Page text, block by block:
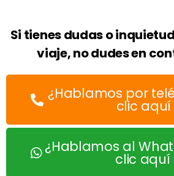
Si tienes dudas o
viaje, no dudes en
¿Hablamos por
clic aquí
¿Hablamos al
clic aquí